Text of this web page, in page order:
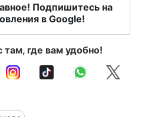
Подпишитесь на
в Google!
там, где вам удобно!